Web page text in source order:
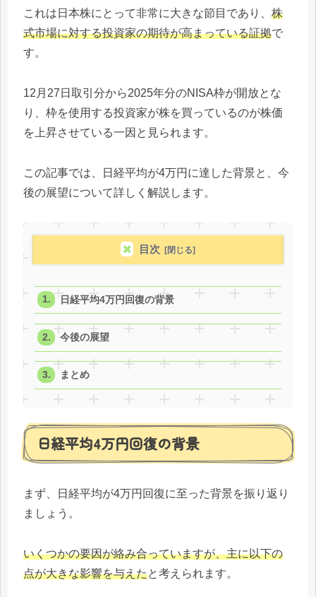
これは日本株にとって非常に大きな節目であり、 株
式市場に対する投資家の期待が高まっている証拠で
す。
12月27日取引分から2025年分のNISA枠が開放とな
り、枠を使用する投資家が株を買っているのが株価
を上昇させている一因と見られます。
この記事では、日経平均が4万円に達した背景と、今
後の展望について詳しく解説します。
目次
日経平均4万円回復の背景
今後の展望
まとめ
日経平均4万円回復の背景
まず、日経平均が4万円回復に至った背景を振り返り
ましょう。
いくつかの要因が絡み合っていますが、主に以下の
点が大きな影響を与えたと考えられます。